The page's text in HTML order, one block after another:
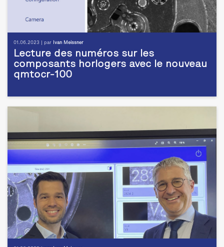
01.06.2023 | par Ivan Meissner
Lecture des numéros sur les
composants horlogers avec le nouveau
qmtocr-100